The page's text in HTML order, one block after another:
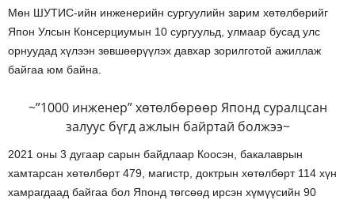
Мөн ШУТИС-ийн инженерийн сургуулийн зарим хөтөлбөрийг
Япон Улсын Консерциумын 10 сургуульд, улмаар бусад улс
орнуудад хүлээн зөвшөөрүүлэх давхар зорилготой ажиллаж
байгаа юм байна.
~”1000 инженер” хөтөлбөрөөр Японд суралцсан
залуус бүгд ажлын байртай болжээ~
2021 оны 3 дугаар сарын байдлаар Коосэн, бакалаврын
хамтарсан хөтөлбөрт 479, магистр, доктрын хөтөлбөрт 114 хүн
хамрагдаад байгаа бол Японд төгсөөд ирсэн хүмүүсийн 90